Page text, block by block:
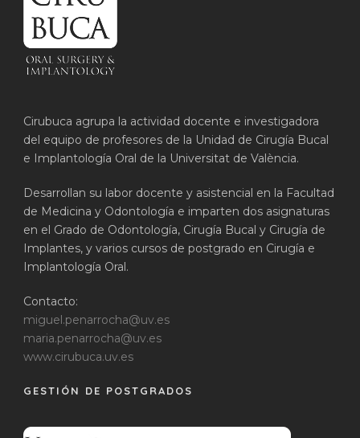
Cirubuca agrupa la actividad docente e investigadora
del equipo de profesores de la Unidad de Cirugía Bucal
e Implantología Oral de la Universitat de València.
Desarrollan su labor docente y asistencial en la Facultad
de Medicina y Odontología e imparten dos asignaturas
en el Grado de Odontología, Cirugía Bucal y Cirugía de
Implantes, y varios cursos de postgrado en Cirugía e
Implantología Oral.
Contacto:
miguel.penarrocha@uv.es
maria.penarrocha@uv.es
www.cirubuca.uv.es
GESTIÓN DE POSTGRADOS